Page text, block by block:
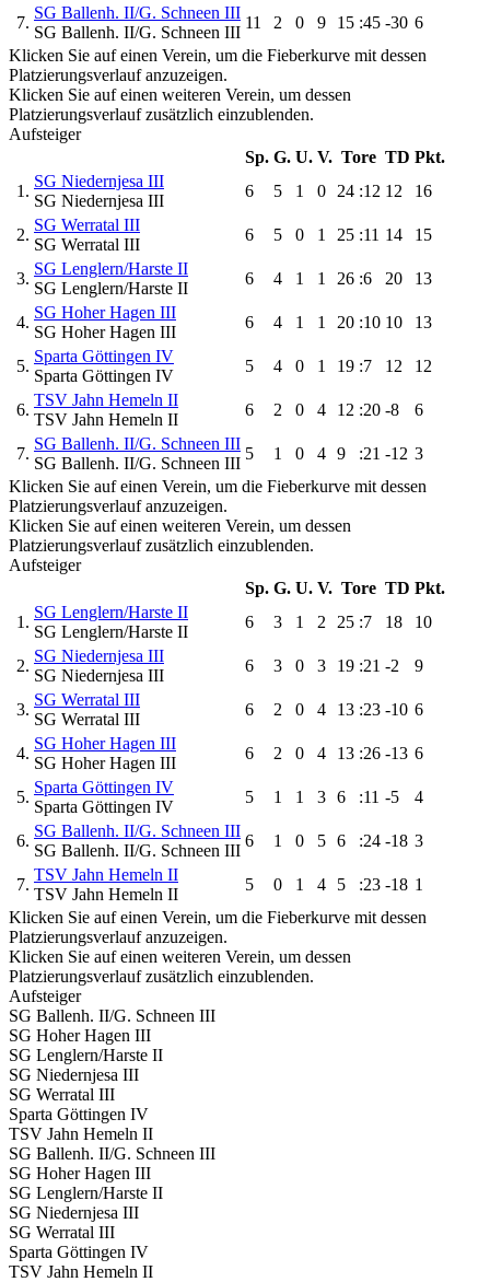
7.
SG Ballenh. II/G. Schneen III
SG Ballenh. II/G. Schneen III
11 2 0 9 15 :45 -30 6
Klicken Sie auf einen Verein, um die Fieberkurve mit dessen
Platzierungsverlauf anzuzeigen.
Klicken Sie auf einen weiteren Verein, um dessen
Platzierungsverlauf zusätzlich einzublenden.
Aufsteiger
Sp. G. U. V. Tore TD Pkt.
1.
SG Niedernjesa III
SG Niedernjesa III
6 5 1 0 24 :12 12 16
2.
SG Werratal III
SG Werratal III
6 5 0 1 25 :11 14 15
3.
SG Lenglern/Harste II
SG Lenglern/Harste II
6 4 1 1 26 :6 20 13
4.
SG Hoher Hagen III
SG Hoher Hagen III
6 4 1 1 20 :10 10 13
5.
Sparta Göttingen IV
Sparta Göttingen IV
5 4 0 1 19 :7 12 12
6.
TSV Jahn Hemeln II
TSV Jahn Hemeln II
6 2 0 4 12 :20 -8 6
7.
SG Ballenh. II/G. Schneen III
SG Ballenh. II/G. Schneen III
5 1 0 4 9 :21 -12 3
Klicken Sie auf einen Verein, um die Fieberkurve mit dessen
Platzierungsverlauf anzuzeigen.
Klicken Sie auf einen weiteren Verein, um dessen
Platzierungsverlauf zusätzlich einzublenden.
Aufsteiger
Sp. G. U. V. Tore TD Pkt.
1.
SG Lenglern/Harste II
SG Lenglern/Harste II
6 3 1 2 25 :7 18 10
2.
SG Niedernjesa III
SG Niedernjesa III
6 3 0 3 19 :21 -2 9
3.
SG Werratal III
SG Werratal III
6 2 0 4 13 :23 -10 6
4.
SG Hoher Hagen III
SG Hoher Hagen III
6 2 0 4 13 :26 -13 6
5.
Sparta Göttingen IV
Sparta Göttingen IV
5 1 1 3 6 :11 -5 4
6.
SG Ballenh. II/G. Schneen III
SG Ballenh. II/G. Schneen III
6 1 0 5 6 :24 -18 3
7.
TSV Jahn Hemeln II
TSV Jahn Hemeln II
5 0 1 4 5 :23 -18 1
Klicken Sie auf einen Verein, um die Fieberkurve mit dessen
Platzierungsverlauf anzuzeigen.
Klicken Sie auf einen weiteren Verein, um dessen
Platzierungsverlauf zusätzlich einzublenden.
Aufsteiger
SG Ballenh. II/G. Schneen III
SG Hoher Hagen III
SG Lenglern/Harste II
SG Niedernjesa III
SG Werratal III
Sparta Göttingen IV
TSV Jahn Hemeln II
SG Ballenh. II/G. Schneen III
SG Hoher Hagen III
SG Lenglern/Harste II
SG Niedernjesa III
SG Werratal III
Sparta Göttingen IV
TSV Jahn Hemeln II